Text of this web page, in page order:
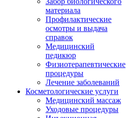
материала
Профилактические
осмотры и выдача
справок
Медицинский
педикюр
Физиотерапевтические
процедуры
Лечение заболеваний
Косметологические услуги
Медицинский массаж
Уходовые процедуры